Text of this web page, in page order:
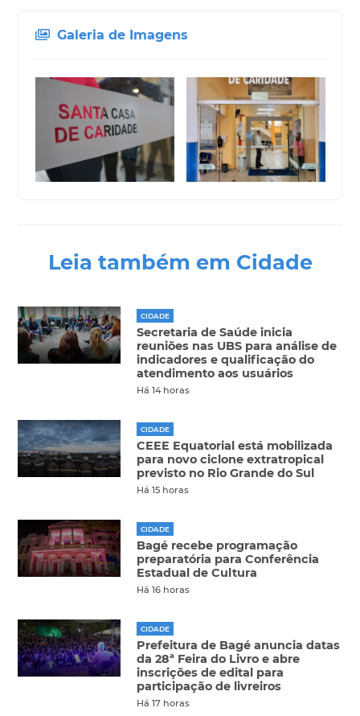
Galeria de Imagens
Leia também em Cidade
CIDADE
Secretaria de Saúde inicia
reuniões nas UBS para análise de
indicadores e qualificação do
atendimento aos usuários
Há 14 horas
CIDADE
CEEE Equatorial está mobilizada
para novo ciclone extratropical
previsto no Rio Grande do Sul
Há 15 horas
CIDADE
Bagé recebe programação
preparatória para Conferência
Estadual de Cultura
Há 16 horas
CIDADE
Prefeitura de Bagé anuncia datas
da 28ª Feira do Livro e abre
inscrições de edital para
participação de livreiros
Há 17 horas